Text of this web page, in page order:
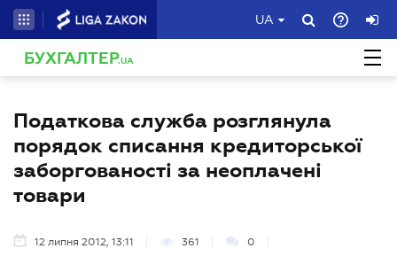
UA
БУХГАЛТЕР.UA
Податкова служба розглянула
порядок списання кредиторської
заборгованості за неоплачені
товари
12 липня 2012, 13:11 361 0